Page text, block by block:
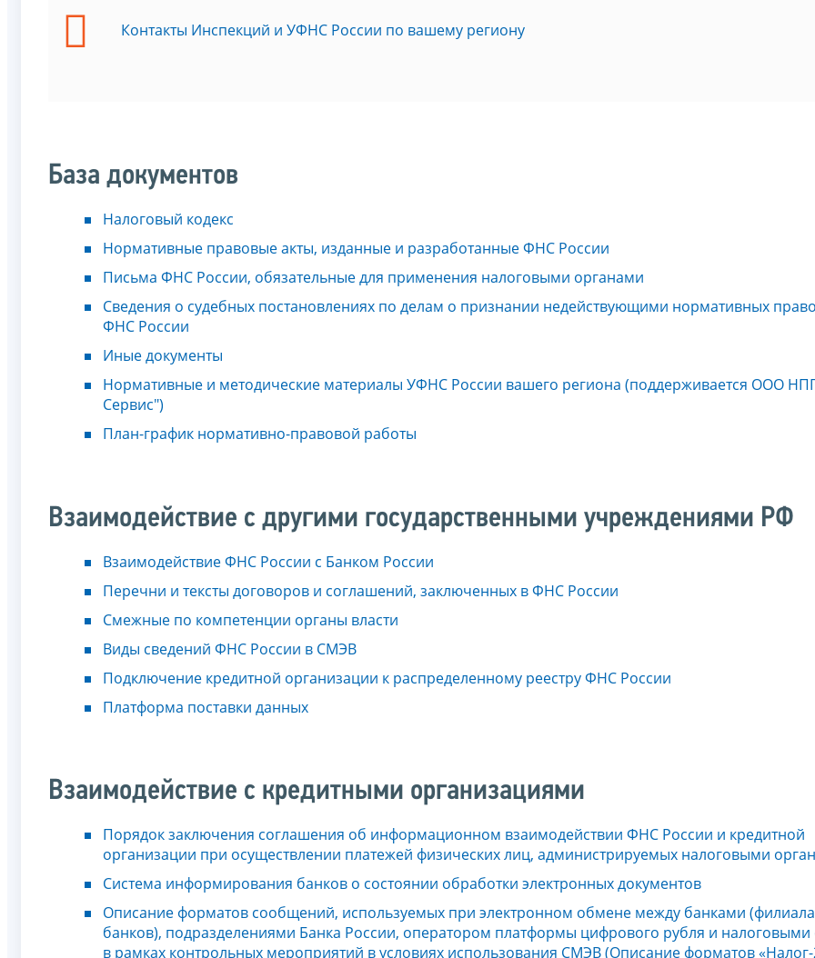
Контакты Инспекций и УФНС России по вашему региону
База документов
Налоговый кодекс
Нормативные правовые акты, изданные и разработанные ФНС России
Письма ФНС России, обязательные для применения налоговыми органами
Сведения о судебных постановлениях по делам о признании недействующими нормативных
ФНС России
Иные документы
Нормативные и методические материалы УФНС России вашего региона (поддерживается ООО
Сервис")
План-график нормативно-правовой работы
Взаимодействие с другими государственными учреждениями РФ
Взаимодействие ФНС России с Банком России
Перечни и тексты договоров и соглашений, заключенных в ФНС России
Смежные по компетенции органы власти
Виды сведений ФНС России в СМЭВ
Подключение кредитной организации к распределенному реестру ФНС России
Платформа поставки данных
Взаимодействие с кредитными организациями
Порядок заключения соглашения об информационном взаимодействии ФНС России и кредитной
организации при осуществлении платежей физических лиц, администрируемых налоговыми
Система информирования банков о состоянии обработки электронных документов
Описание форматов сообщений, используемых при электронном обмене между банками
банков), подразделениями Банка России, оператором платформы цифрового рубля и
в рамках контрольных мероприятий в условиях использования СМЭВ (Описание форматов «Налог-